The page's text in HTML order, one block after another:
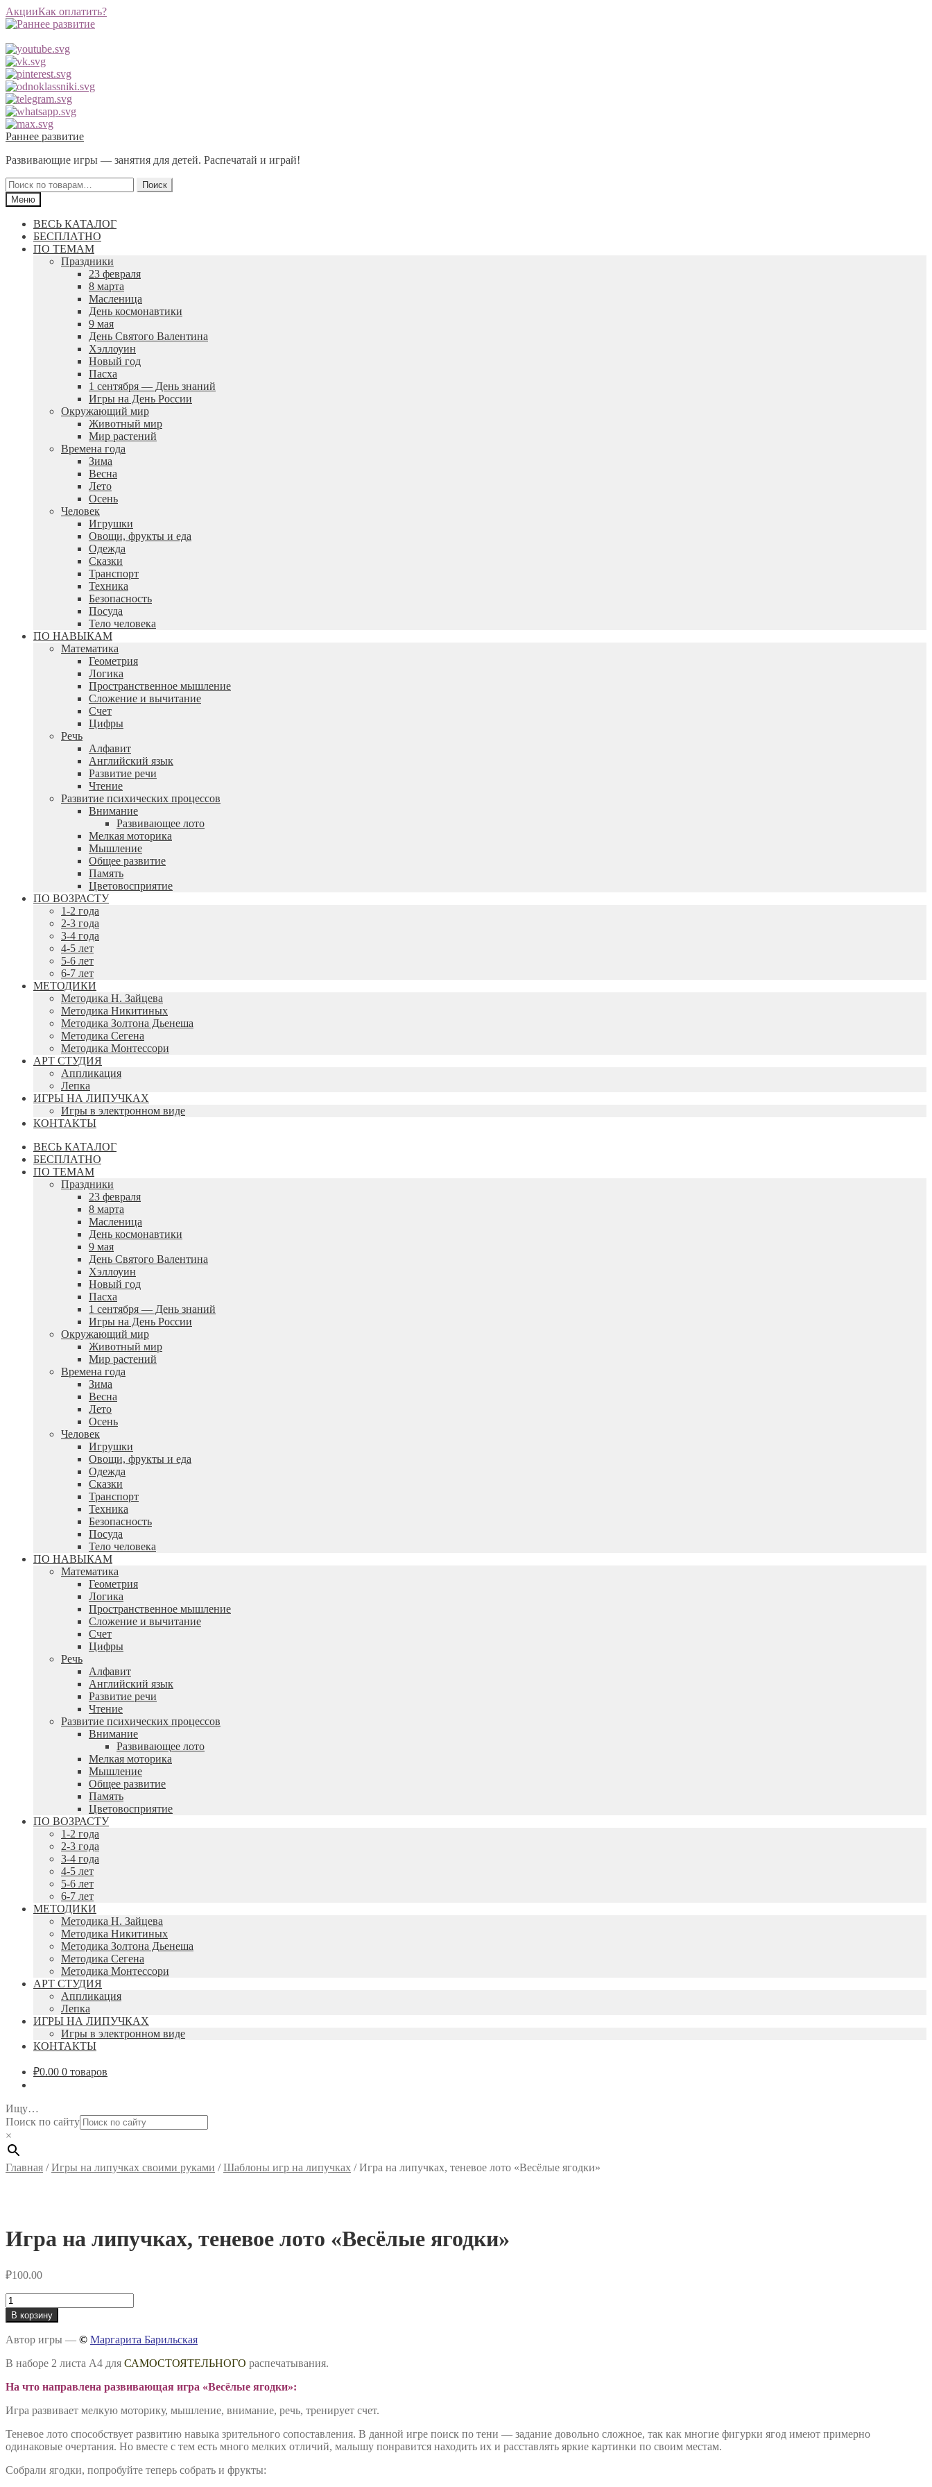
АкцииКак оплатить?
Перейти
навигации
Перейти
содержимому
Раннее развитие
Развивающие игры — занятия для детей. Распечатай и играй!
Искать:
Поиск
Меню
ВЕСЬ КАТАЛОГ
БЕСПЛАТНО
ПО ТЕМАМ
Праздники
23 февраля
8 марта
Масленица
День космонавтики
9 мая
День Святого Валентина
Хэллоуин
Новый год
Пасха
1 сентября — День знаний
Игры на День России
Окружающий мир
Животный мир
Мир растений
Времена года
Зима
Весна
Лето
Осень
Человек
Игрушки
Овощи, фрукты и еда
Одежда
Сказки
Транспорт
Техника
Безопасность
Посуда
Тело человека
ПО НАВЫКАМ
Математика
Геометрия
Логика
Пространственное мышление
Сложение и вычитание
Счет
Цифры
Речь
Алфавит
Английский язык
Развитие речи
Чтение
Развитие психических процессов
Внимание
Развивающее лото
Мелкая моторика
Мышление
Общее развитие
Память
Цветовосприятие
ПО ВОЗРАСТУ
1-2 года
2-3 года
3-4 года
4-5 лет
5-6 лет
6-7 лет
МЕТОДИКИ
Методика Н. Зайцева
Методика Никитиных
Методика Золтона Дьенеша
Методика Сегена
Методика Монтессори
АРТ СТУДИЯ
Аппликация
Лепка
ИГРЫ НА ЛИПУЧКАХ
Игры в электронном виде
КОНТАКТЫ
ВЕСЬ КАТАЛОГ
БЕСПЛАТНО
ПО ТЕМАМ
Праздники
23 февраля
8 марта
Масленица
День космонавтики
9 мая
День Святого Валентина
Хэллоуин
Новый год
Пасха
1 сентября — День знаний
Игры на День России
Окружающий мир
Животный мир
Мир растений
Времена года
Зима
Весна
Лето
Осень
Человек
Игрушки
Овощи, фрукты и еда
Одежда
Сказки
Транспорт
Техника
Безопасность
Посуда
Тело человека
ПО НАВЫКАМ
Математика
Геометрия
Логика
Пространственное мышление
Сложение и вычитание
Счет
Цифры
Речь
Алфавит
Английский язык
Развитие речи
Чтение
Развитие психических процессов
Внимание
Развивающее лото
Мелкая моторика
Мышление
Общее развитие
Память
Цветовосприятие
ПО ВОЗРАСТУ
1-2 года
2-3 года
3-4 года
4-5 лет
5-6 лет
6-7 лет
МЕТОДИКИ
Методика Н. Зайцева
Методика Никитиных
Методика Золтона Дьенеша
Методика Сегена
Методика Монтессори
АРТ СТУДИЯ
Аппликация
Лепка
ИГРЫ НА ЛИПУЧКАХ
Игры в электронном виде
КОНТАКТЫ
₽0.00 0 товаров
Ищу…
Поиск по сайту
×
Главная /Игры на липучках своими руками /Шаблоны игр на липучках /Игра на липучках, теневое лото «Весёлые ягодки»
Игра на липучках, теневое лото «Весёлые ягодки»
₽100.00
Количество
товара
Игра
на
липучках,
теневое
«Весёлые
В корзину
Автор игры — © Маргарита Барильская
В наборе 2 листа А4 для САМОСТОЯТЕЛЬНОГО распечатывания.
На что направлена развивающая игра «Весёлые ягодки»:
Игра развивает мелкую моторику, мышление, внимание, речь, тренирует счет.
Теневое лото способствует развитию навыка зрительного сопоставления. В данной игре поиск по тени — задание довольно сложное, так как многие фигурки ягод имеют примерно
одинаковые очертания. Но вместе с тем есть много мелких отличий, малышу понравится находить их и расставлять яркие картинки по своим местам.
Собрали ягодки, попробуйте теперь собрать и фрукты: